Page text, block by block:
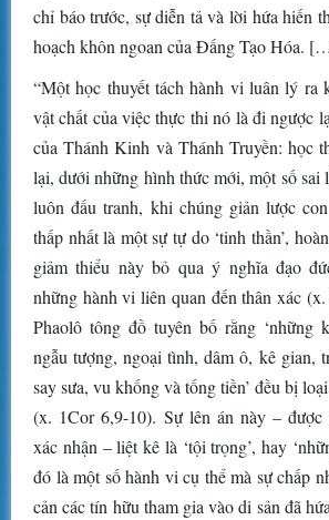
chỉ báo trước, sự diễn tả và lời hứa hiến
hoạch khôn ngoan của Đấng Tạo Hóa.
“Một học thuyết tách hành vi luân lý ra
vật chất của việc thực thi nó là đi ngược
của Thánh Kinh và Thánh Truyền: học
lại, dưới những hình thức mới, một số sai
luôn đấu tranh, khi chúng giản lược
thấp nhất là một sự tự do ‘tinh thần’,
giảm thiểu này bỏ qua ý nghĩa đạo
những hành vi liên quan đến thân xác
Phaolô tông đồ tuyên bố rằng ‘những
ngẫu tượng, ngoại tình, dâm ô, kê gian,
say sưa, vu khống và tống tiền’ đều bị
(x. 1Cor 6,9-10). Sự lên án này – được
xác nhận – liệt kê là ‘tội trọng’, hay
đó là một số hành vi cụ thể mà sự chấp
cản các tín hữu tham gia vào di sản đã